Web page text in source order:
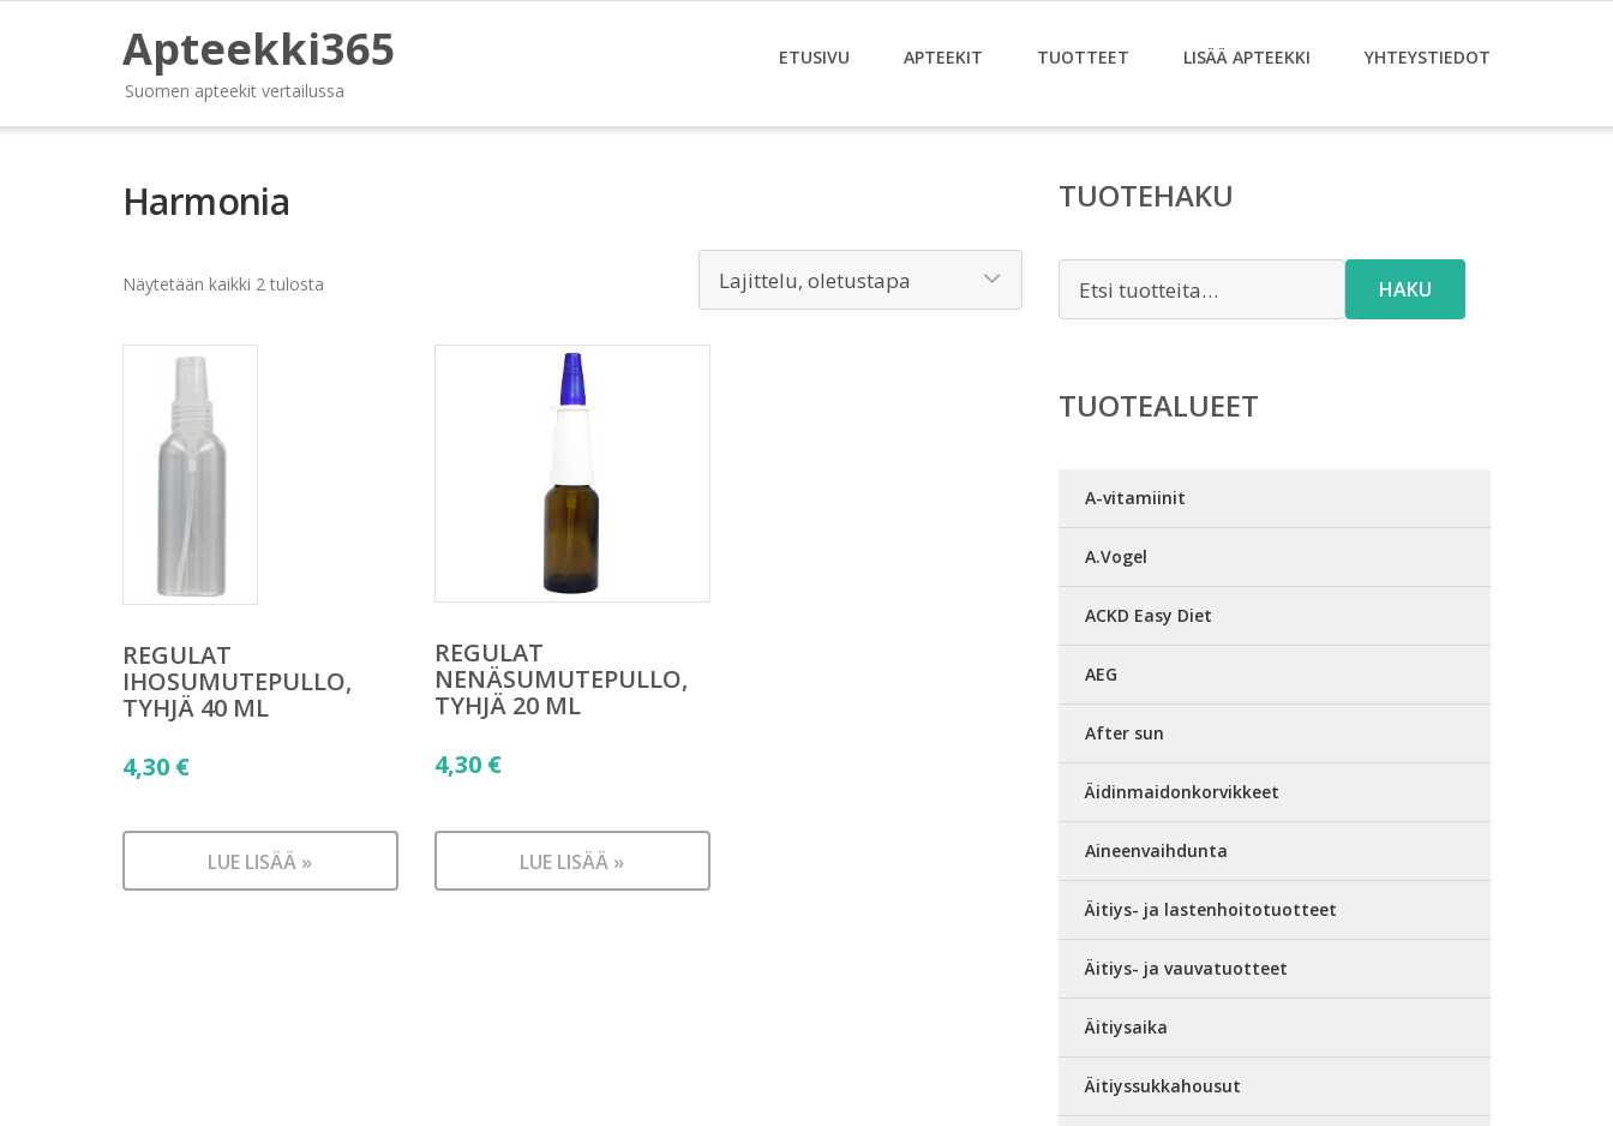
Apteekki365
Suomen apteekit vertailussa
ETUSIVU APTEEKIT TUOTTEET LISÄÄ APTEEKKI YHTEYSTIEDOT
Harmonia
Näytetään kaikki 2 tulosta
REGULAT
IHOSUMUTEPULLO,
TYHJÄ 40 ML
4,30 €
LUE LISÄÄ »
REGULAT
NENÄSUMUTEPULLO,
TYHJÄ 20 ML
4,30 €
LUE LISÄÄ »
TUOTEHAKU
HAKU
TUOTEALUEET
A-vitamiinit
A.Vogel
ACKD Easy Diet
AEG
After sun
Äidinmaidonkorvikkeet
Aineenvaihdunta
Äitiys- ja lastenhoitotuotteet
Äitiys- ja vauvatuotteet
Äitiysaika
Äitiyssukkahousut